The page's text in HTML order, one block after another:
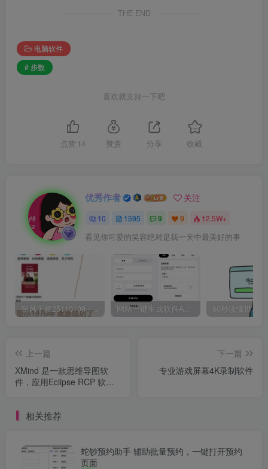
THE END
电脑软件
# 步数
喜欢就支持一下吧
点赞 14 赞赏 分享 收藏
优秀作者 关注
10 1595 9 9 12.5W+
看见你可爱的笑容绝对是我一天中最美好的事
朔风下载25110109 -磁力下载神器-去VIP限制版本 网站一键生成软件APP 完美版 同时支持打包html文件
上一篇
XMind 是一款思维导图软
件，应用Eclipse RCP 软件
下一篇
专业游戏屏幕4K录制软件
相关推荐
蛇钞预约助手 辅助批量预约，一键打开预约
页面